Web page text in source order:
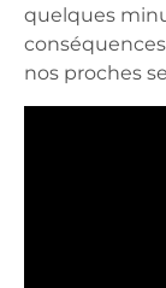
quelques
nos proches